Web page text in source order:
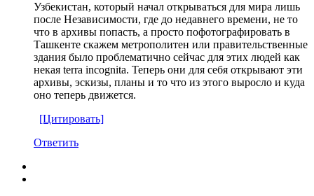
Узбекистан, который начал открываться для мира лишь
после Независимости, где до недавнего времени, не то
что в архивы попасть, а просто пофотографировать в
Ташкенте скажем метрополитен или правительственные
здания было проблематично сейчас для этих людей как
некая terra incognita. Теперь они для себя открывают эти
архивы, эскизы, планы и то что из этого выросло и куда
оно теперь движется.
[Цитировать]
Ответить